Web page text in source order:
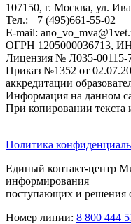
107150, г. Москва, ул.
Тел.: +7 (495)661-55-02
E-mail:
ОГРН 1205000036713,
Лицензия № Л035-00115-
Приказ №1352 от
аккредитации
Информация на данном
При копировании текста
Политика
Единый контакт-центр
информирования
поступающих и решения
Номер линии: 8 800 444